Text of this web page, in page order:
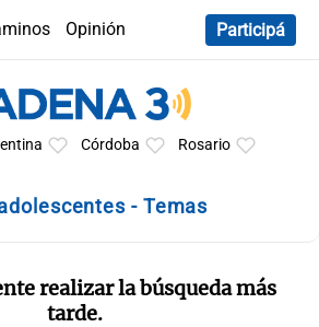
Opinión
Participá
Córdoba Rosario
- Temas
realizar la búsqueda más
tarde.